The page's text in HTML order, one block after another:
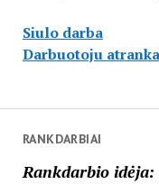
Siulo darba
Darbuotoju atranka
RANKDARBIAI
Rankdarbio